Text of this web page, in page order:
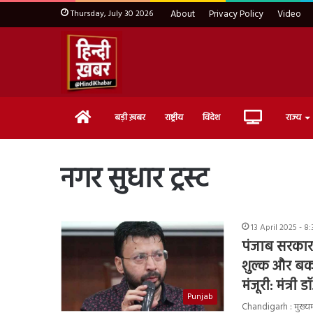
Thursday, July 30 2026 About Privacy Policy Video
Home बड़ी ख़बर राष्ट्रीय विदेश Live राज्य
नगर सुधार ट्रस्ट
Punjab
13 April 2025 -
पंजाब
शुल्क और
मंजूरी: मंत्री
Chandigarh :